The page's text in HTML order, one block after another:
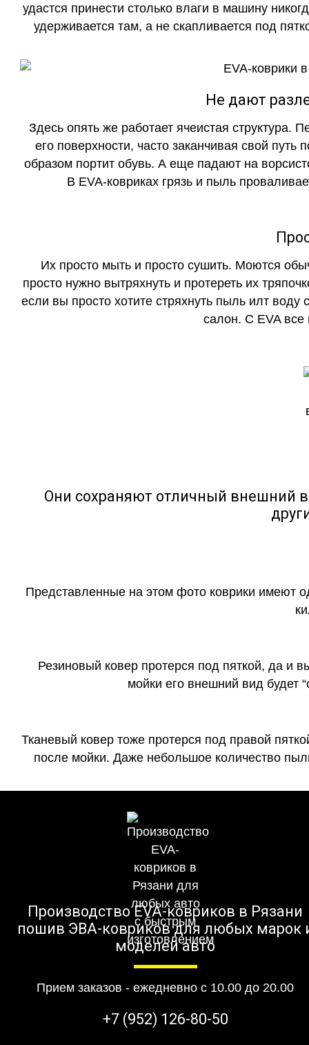
удастся принести столько влаги в машину
удерживается там, а не скапливается под
Не дают
Здесь опять же работает ячеистая структура.
его поверхности, часто заканчивая свой
образом портит обувь. А еще падают на
В EVA-ковриках грязь и пыль
Их просто мыть и просто сушить. Моются
просто нужно вытряхнуть и протереть их
если вы просто хотите стряхнуть пыль илт воду
салон. С EVA все
Они сохраняют отличный внешний
Представленные на этом фото коврики имеют
Резиновый ковер протерся под пяткой, да и
мойки его внешний вид будет
Тканевый ковер тоже протерся под правой
после мойки. Даже небольшое количество
Производство EVA-ковриков в Рязани
пошив ЭВА-ковриков для любых марок
моделей авто
Прием заказов - ежедневно с 10.00 до 20.00
+7 (952) 126-80-50